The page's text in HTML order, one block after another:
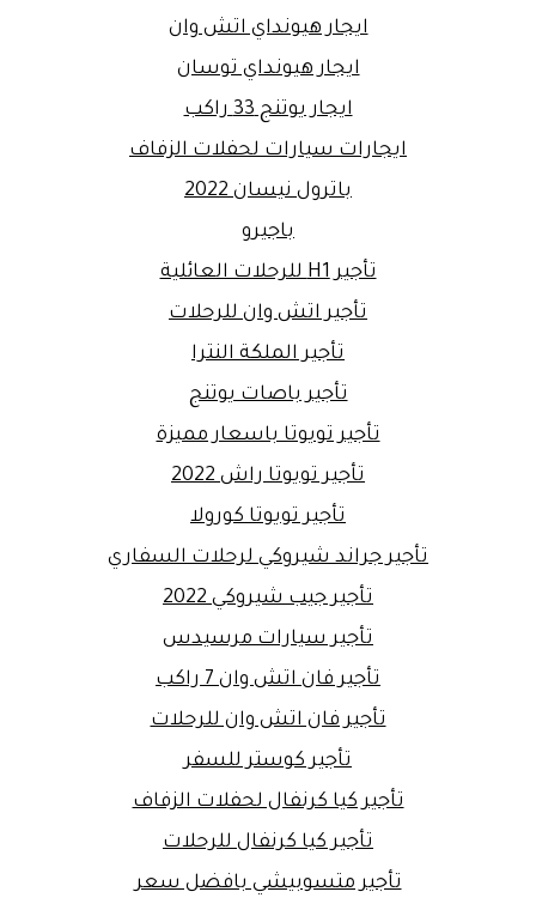
ايجار هيونداي اتش وان
ايجار هيونداي توسان
ايجار يوتنج 33 راكب
ايجارات سيارات لحفلات الزفاف
باترول نيسان 2022
باجيرو
تأجير H1 للرحلات العائلية
تأجير اتش وان للرحلات
تأجير الملكة النترا
تأجير باصات يوتنج
تأجير تويوتا باسعار مميزة
تأجير تويوتا راش 2022
تأجير تويوتا كورولا
تأجير جراند شيروكي لرحلات السفاري
تأجير جيب شيروكي 2022
تأجير سيارات مرسيدس
تأجير فان اتش وان 7 راكب
تأجير فان اتش وان للرحلات
تأجير كوستر للسفر
تأجير كيا كرنفال لحفلات الزفاف
تأجير كيا كرنفال للرحلات
تأجير متسوبيشي بافضل سعر